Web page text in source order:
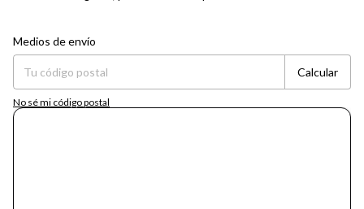
Entregas para el CP:
Medios de envío
Calcular
No sé mi código postal